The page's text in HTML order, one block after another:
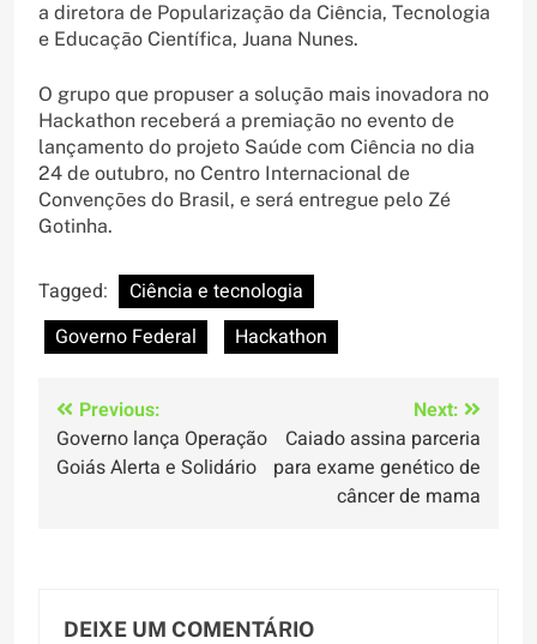
a diretora de Popularização da Ciência, Tecnologia
e Educação Científica, Juana Nunes.
O grupo que propuser a solução mais inovadora no
Hackathon receberá a premiação no evento de
lançamento do projeto Saúde com Ciência no dia
24 de outubro, no Centro Internacional de
Convenções do Brasil, e será entregue pelo Zé
Gotinha.
Tagged:
Ciência e tecnologia
Governo Federal
Hackathon
Navegação
de
Previous:
Governo lança Operação
Goiás Alerta e Solidário
Next:
Caiado assina parceria
para exame genético de
câncer de mama
DEIXE UM COMENTÁRIO